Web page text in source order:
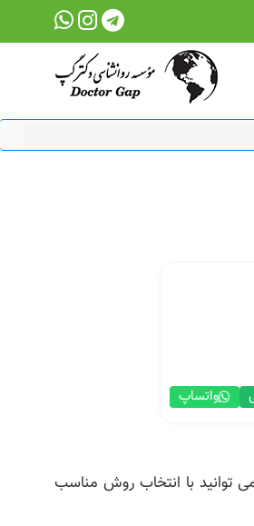
واتساپ
توانید با انتخاب روش مناسب